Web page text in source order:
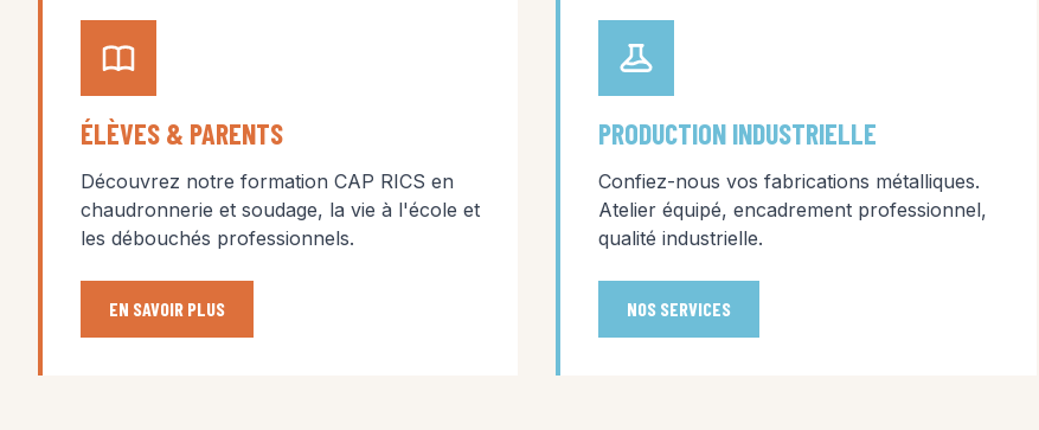
ÉLÈVES & PARENTS
Découvrez notre formation CAP RICS en
chaudronnerie et soudage, la vie à l'école et
les débouchés professionnels.
EN SAVOIR PLUS
PRODUCTION INDUSTRIELLE
Confiez-nous vos fabrications métalliques.
Atelier équipé, encadrement professionnel,
qualité industrielle.
NOS SERVICES